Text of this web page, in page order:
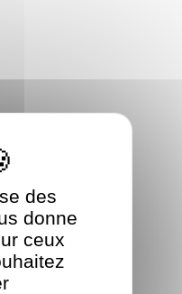
des
donne
ceux